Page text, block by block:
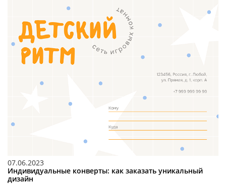
07.06.2023
Индивидуальные конверты: как заказать уникальный
дизайн